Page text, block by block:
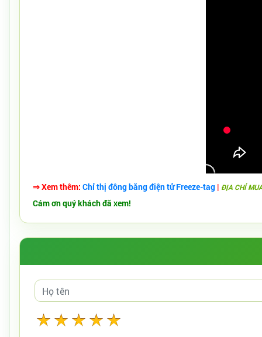
⇒ Xem thêm: Chỉ thị đông băng điện tử Freeze-tag | ĐỊA CHỈ
Cám ơn quý khách đã xem!